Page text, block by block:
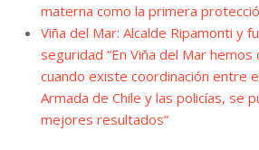
materna como la primera
Viña del Mar: Alcalde Ripamonti y
seguridad “En Viña del Mar
cuando existe coordinación entre
Armada de Chile y las policías, se
mejores resultados”